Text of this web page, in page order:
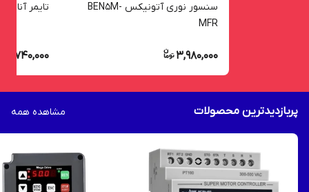
سنسور نوری آتونیکس BEN5M-
MFR
3,980,000
تایمر آنالوگ 11 پایه آتونیکس AT11DN
2,740,000
پربازدیدترین محصولات مشاهده همه